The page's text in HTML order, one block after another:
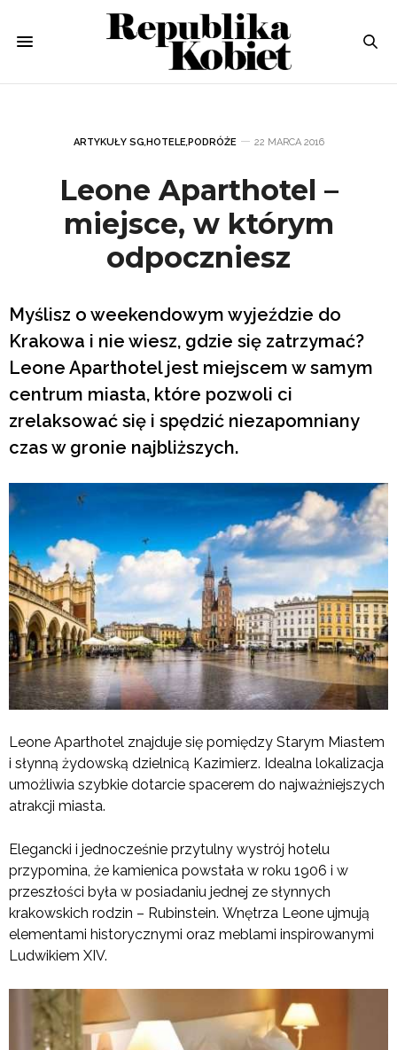
ARTYKUŁY SG,HOTELE,PODRÓŻE 22 MARCA 2016
Leone Aparthotel –
miejsce, w którym
odpoczniesz
Myślisz o weekendowym wyjeździe do
Krakowa i nie wiesz, gdzie się zatrzymać?
Leone Aparthotel jest miejscem w samym
centrum miasta, które pozwoli ci
zrelaksować się i spędzić niezapomniany
czas w gronie najbliższych.
Leone Aparthotel znajduje się pomiędzy Starym Miastem
i słynną żydowską dzielnicą Kazimierz. Idealna lokalizacja
umożliwia szybkie dotarcie spacerem do najważniejszych
atrakcji miasta.
Elegancki i jednocześnie przytulny wystrój hotelu
przypomina, że kamienica powstała w roku 1906 i w
przeszłości była w posiadaniu jednej ze słynnych
krakowskich rodzin – Rubinstein. Wnętrza Leone ujmują
elementami historycznymi oraz meblami inspirowanymi
Ludwikiem XIV.